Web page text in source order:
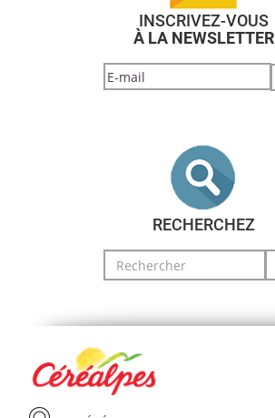
INSCRIVEZ-VOUS
À LA NEWSLETTER
RECHERCHEZ
Search
for: